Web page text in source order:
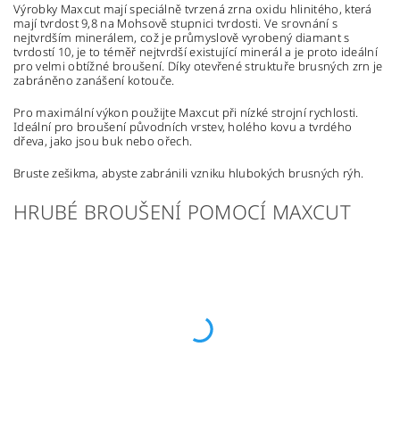
Výrobky Maxcut mají speciálně tvrzená zrna oxidu hlinitého, která
mají tvrdost 9,8 na Mohsově stupnici tvrdosti. Ve srovnání s
nejtvrdším minerálem, což je průmyslově vyrobený diamant s
tvrdostí 10, je to téměř nejtvrdší existující minerál a je proto ideální
pro velmi obtížné broušení. Díky otevřené struktuře brusných zrn je
zabráněno zanášení kotouče.
Pro maximální výkon použijte Maxcut při nízké strojní rychlosti.
Ideální pro broušení původních vrstev, holého kovu a tvrdého
dřeva, jako jsou buk nebo ořech.
Bruste zešikma, abyste zabránili vzniku hlubokých brusných rýh.
HRUBÉ BROUŠENÍ POMOCÍ MAXCUT